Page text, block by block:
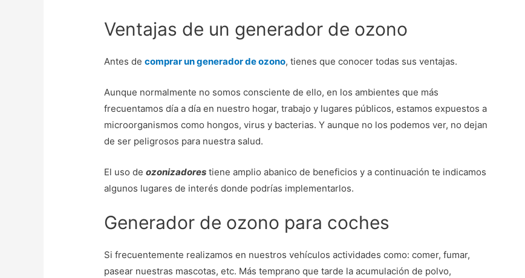
Ventajas de un generador de ozono
Antes decomprar un generador de ozono, tienes que conocer todas sus ventajas.
Aunque normalmente no somos consciente de ello, en los ambientes que más
frecuentamos día a día en nuestro hogar, trabajo y lugares públicos, estamos expuestos a
microorganismos como hongos, virus y bacterias. Y aunque no los podemos ver, no dejan
de ser peligrosos para nuestra salud.
El uso deozonizadores tiene amplio abanico de beneficios y a continuación te indicamos
algunos lugares de interés donde podrías implementarlos.
Generador de ozono para coches
Si frecuentemente realizamos en nuestros vehículos actividades como: comer, fumar,
pasear nuestras mascotas, etc. Más temprano que tarde la acumulación de polvo,